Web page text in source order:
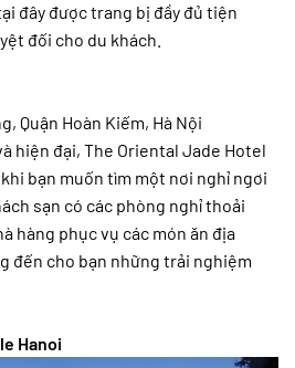
đây được trang bị đầy đủ tiện
đối cho du khách.
Quận Hoàn Kiếm, Hà Nội
hiện đại, The Oriental Jade Hotel
bạn muốn tìm một nơi nghỉ ngơi
sạn có các phòng nghỉ thoải
hàng phục vụ các món ăn địa
đến cho bạn những trải nghiệm
Hanoi